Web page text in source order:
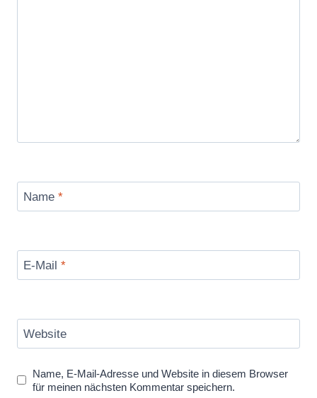
Name *
E-Mail *
Website
Name, E-Mail-Adresse und Website in diesem Browser
für meinen nächsten Kommentar speichern.